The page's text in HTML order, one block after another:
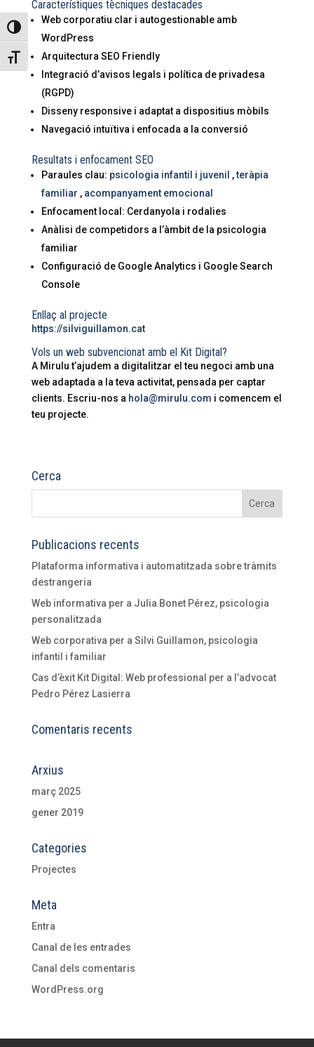
Toggle High Contrast
Toggle Font size
Característiques tècniques destacades
Web corporatiu clar i autogestionable amb
WordPress
Arquitectura SEO Friendly
Integració d’avisos legals i política de privadesa
(RGPD)
Disseny responsive i adaptat a dispositius mòbils
Navegació intuïtiva i enfocada a la conversió
Resultats i enfocament SEO
Paraules clau: psicologia infantil i juvenil ,teràpia
familiar , acompanyament emocional
Enfocament local: Cerdanyola i rodalies
Anàlisi de competidors a l’àmbit de la psicologia
familiar
Configuració de Google Analytics i Google Search
Console
Enllaç al projecte
https://silviguillamon.cat
Vols un web subvencionat amb el Kit Digital?
A Mirulu t’ajudem a digitalitzar el teu negoci amb una
web adaptada a la teva activitat, pensada per captar
clients. Escriu-nos a hola@mirulu.com i comencem el
teu projecte.
Cerca
Publicacions recents
Plataforma informativa i automatitzada sobre tràmits
destrangeria
Web informativa per a Julia Bonet Pérez, psicologia
personalitzada
Web corporativa per a Silvi Guillamon, psicologia
infantil i familiar
Cas d’èxit Kit Digital: Web professional per a l’advocat
Pedro Pérez Lasierra
Comentaris recents
Arxius
març 2025
gener 2019
Categories
Projectes
Meta
Entra
Canal de les entrades
Canal dels comentaris
WordPress.org